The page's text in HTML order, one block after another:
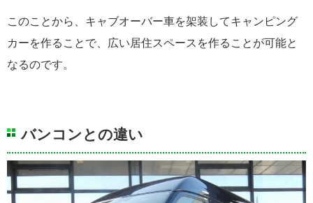
このことから、キャブオーバー車を架装してキャンピング
カーを作ることで、広い居住スペースを作ることが可能と
なるのです。
バンコンとの違い